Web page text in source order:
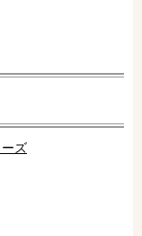
ズ